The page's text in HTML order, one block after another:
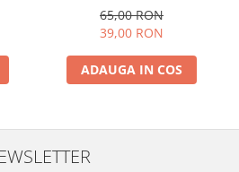
65,00 RON
39,00 RON
ADAUGA IN COS